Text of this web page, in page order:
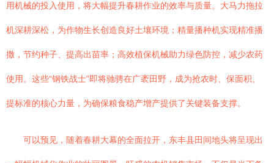
用机械的投入使用，将大幅提升春耕作业的效率与质量。大马力拖拉
机深耕深松，为作物生长创造良好土壤环境；精量播种机实现精准播
撒，节约种子、提高出苗率；高效植保机械助力绿色防控，减少农药
使用。这些“钢铁战士”即将驰骋在广袤田野，成为抢农时、保面积、
提标准的核心力量，为确保粮食稳产增产提供了关键装备支撑。
可以预见，随着春耕大幕的全面拉开，东丰县田间地头将呈现出